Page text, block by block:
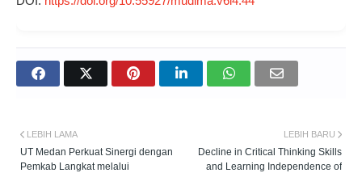
LEBIH BARU
Decline in Critical Thinking Skills
and Learning Independence of
LEBIH LAMA
UT Medan Perkuat Sinergi dengan
Pemkab Langkat melalui